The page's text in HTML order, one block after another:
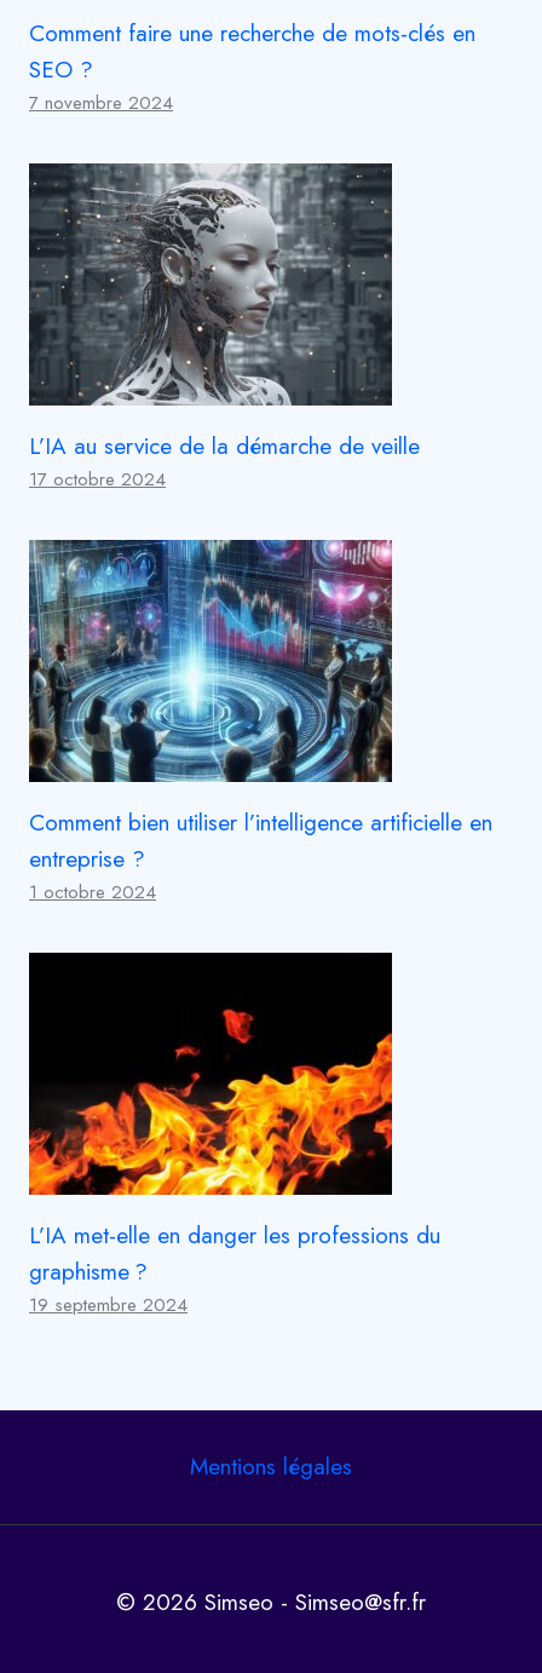
Comment faire une recherche de mots-clés en
SEO ?
7 novembre 2024
L’IA au service de la démarche de veille
17 octobre 2024
Comment bien utiliser l’intelligence artificielle en
entreprise ?
1 octobre 2024
L’IA met-elle en danger les professions du
graphisme ?
19 septembre 2024
Mentions légales
© 2026 Simseo - Simseo@sfr.fr